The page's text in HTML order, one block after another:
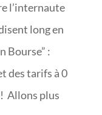
l’internaute
long en
Bourse” :
des tarifs à 0
Allons plus